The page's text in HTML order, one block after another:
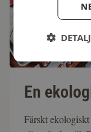
En
Färskt